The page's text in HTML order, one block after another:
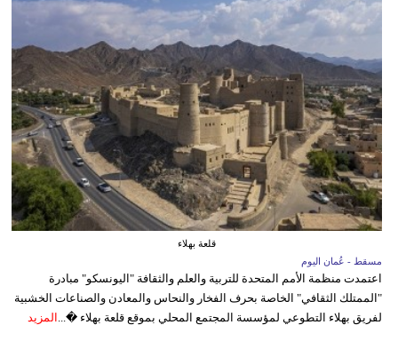
قلعة بهلاء
مسقط - عُمان اليوم
اعتمدت منظمة الأمم المتحدة للتربية والعلم والثقافة "اليونسكو" مبادرة
"الممتلك الثقافي" الخاصة بحرف الفخار والنحاس والمعادن والصناعات الخشبية
لفريق بهلاء التطوعي لمؤسسة المجتمع المحلي بموقع قلعة بهلاء �... المزيد